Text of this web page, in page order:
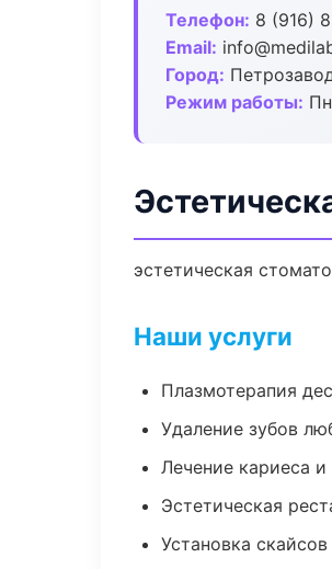
Телефон: 8 (916)
Email:
Город:
Режим работы:
эстетическая
Наши услуги
Плазмотерапия
Удаление зубов
Лечение кариеса
Эстетическая
Установка